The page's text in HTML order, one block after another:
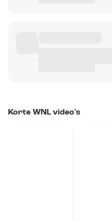
Korte WNL video's